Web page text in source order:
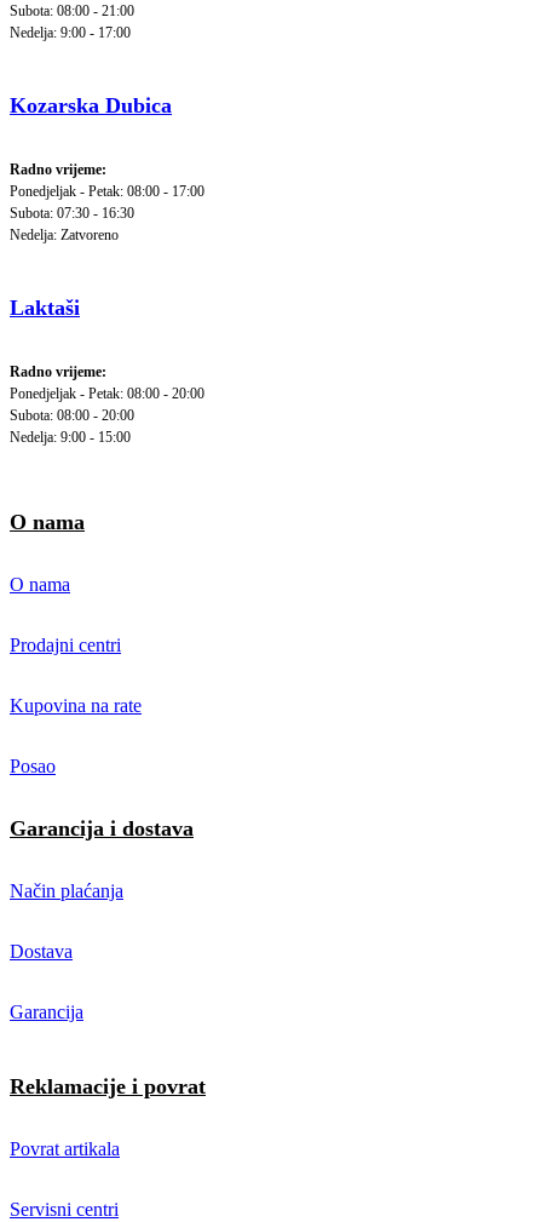
Subota: 08:00 - 21:00
Nedelja: 9:00 - 17:00
Kozarska Dubica
Radno vrijeme:
Ponedjeljak - Petak: 08:00 - 17:00
Subota: 07:30 - 16:30
Nedelja: Zatvoreno
Laktaši
Radno vrijeme:
Ponedjeljak - Petak: 08:00 - 20:00
Subota: 08:00 - 20:00
Nedelja: 9:00 - 15:00
O nama
O nama
Prodajni centri
Kupovina na rate
Posao
Garancija i dostava
Način plaćanja
Dostava
Garancija
Reklamacije i povrat
Povrat artikala
Servisni centri